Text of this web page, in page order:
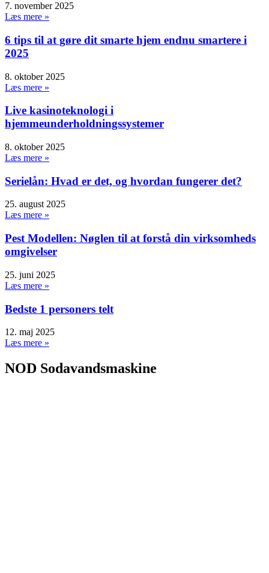
7. november 2025
Læs mere »
6 tips til at gøre dit smarte hjem endnu smartere i
2025
8. oktober 2025
Læs mere »
Live kasinoteknologi i
hjemmeunderholdningssystemer
8. oktober 2025
Læs mere »
Serielån: Hvad er det, og hvordan fungerer det?
25. august 2025
Læs mere »
Pest Modellen: Nøglen til at forstå din virksomheds
omgivelser
25. juni 2025
Læs mere »
Bedste 1 personers telt
12. maj 2025
Læs mere »
NOD Sodavandsmaskine